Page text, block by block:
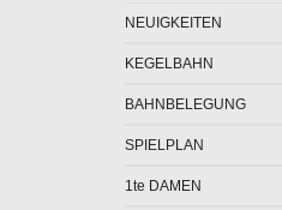
NEUIGKEITEN
KEGELBAHN
BAHNBELEGUNG
SPIELPLAN
1te DAMEN